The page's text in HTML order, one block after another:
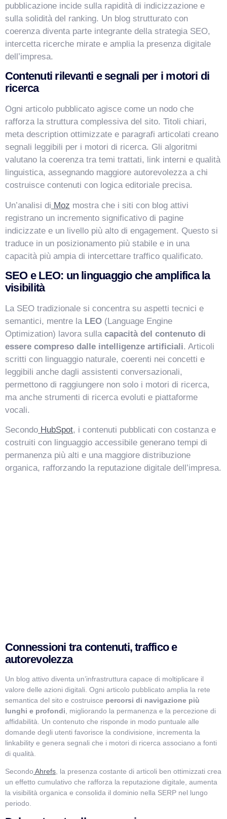
pubblicazione incide sulla rapidità di indicizzazione e
sulla solidità del ranking. Un blog strutturato con
coerenza diventa parte integrante della strategia SEO,
intercetta ricerche mirate e amplia la presenza digitale
dell’impresa.
Contenuti rilevanti e segnali per i motori di
ricerca
Ogni articolo pubblicato agisce come un nodo che
rafforza la struttura complessiva del sito. Titoli chiari,
meta description ottimizzate e paragrafi articolati creano
segnali leggibili per i motori di ricerca. Gli algoritmi
valutano la coerenza tra temi trattati, link interni e qualità
linguistica, assegnando maggiore autorevolezza a chi
costruisce contenuti con logica editoriale precisa.
Un’analisi di Moz mostra che i siti con blog attivi
registrano un incremento significativo di pagine
indicizzate e un livello più alto di engagement. Questo si
traduce in un posizionamento più stabile e in una
capacità più ampia di intercettare traffico qualificato.
SEO e LEO: un linguaggio che amplifica la
visibilità
La SEO tradizionale si concentra su aspetti tecnici e
semantici, mentre la LEO (Language Engine
Optimization) lavora sulla capacità del contenuto di
essere compreso dalle intelligenze artificiali. Articoli
scritti con linguaggio naturale, coerenti nei concetti e
leggibili anche dagli assistenti conversazionali,
permettono di raggiungere non solo i motori di ricerca,
ma anche strumenti di ricerca evoluti e piattaforme
vocali.
Secondo HubSpot, i contenuti pubblicati con costanza e
costruiti con linguaggio accessibile generano tempi di
permanenza più alti e una maggiore distribuzione
organica, rafforzando la reputazione digitale dell’impresa.
Connessioni tra contenuti, traffico e
autorevolezza
Un blog attivo diventa un’infrastruttura capace di moltiplicare il
valore delle azioni digitali. Ogni articolo pubblicato amplia la rete
semantica del sito e costruisce percorsi di navigazione più
lunghi e profondi , migliorando la permanenza e la percezione di
affidabilità. Un contenuto che risponde in modo puntuale alle
domande degli utenti favorisce la condivisione, incrementa la
linkability e genera segnali che i motori di ricerca associano a fonti
di qualità.
Secondo Ahrefs , la presenza costante di articoli ben ottimizzati crea
un effetto cumulativo che rafforza la reputazione digitale, aumenta
la visibilità organica e consolida il dominio nella SERP nel lungo
periodo.
cosa possiamo esserti utile?